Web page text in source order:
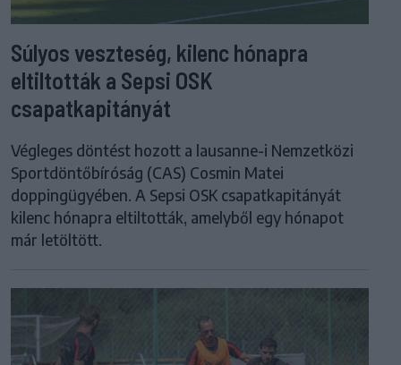
Súlyos veszteség, kilenc hónapra
eltiltották a Sepsi OSK
csapatkapitányát
Végleges döntést hozott a lausanne-i Nemzetközi
Sportdöntőbíróság (CAS) Cosmin Matei
doppingügyében. A Sepsi OSK csapatkapitányát
kilenc hónapra eltiltották, amelyből egy hónapot
már letöltött.